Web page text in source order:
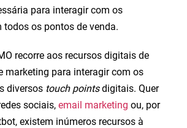
para interagir com os
todos os pontos de venda.
recorre aos recursos digitais de
marketing para interagir com os
diversos touch pointsdigitais. Quer
sociais, email marketing ou, por
existem inúmeros recursos à